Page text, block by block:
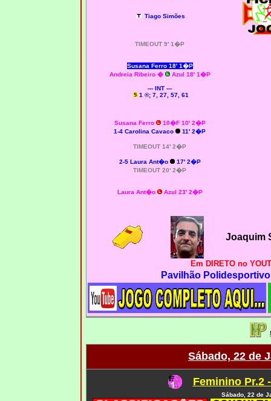
Tiago Simões
TIMEOUT 9' 1�P
Susana Ferro 18' 1�P
Andreia Ribeiro� Azul 18' 1�P
--- INT ---
1 ®; 7, 27, 57, 61
Susana Ferro
10�F 10' 2�P
1-4 Carolina Cavaco
11' 2�P
TIMEOUT 14' 2�P
2-5 Laura Ant�o
17' 2�P
TIMEOUT 20' 2�P
Laura Ant�o Azul 23' 2�P
Joaquim
Em DIRETO no
Pavilhão
Sábado, 22 de
Feminino Pr.2
Sábado, 22 de